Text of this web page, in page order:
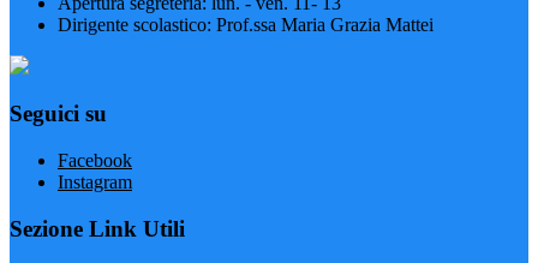
Dirigente scolastico: Prof.ssa Maria Grazia Mattei
Seguici su
Facebook
Instagram
Sezione Link Utili